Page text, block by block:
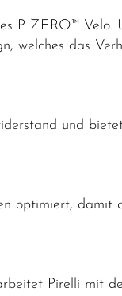
P ZERO™ Velo.
welches das
und
optimiert, damit
Pirelli mit